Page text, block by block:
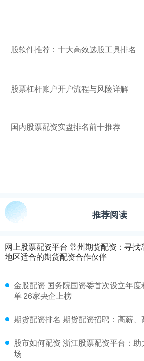
股软件推荐：十大高效选股工具排名
股票杠杆账户开户流程与风险详解
国内股票配资实盘排名前十推荐
推荐阅读
网上股票配资平台 常州期货配资：寻找
地区适合的期货配资合作伙伴
金股配资 国务院国资委首次设立年
单 26家央企上榜
期货配资排名 期货配资招聘：高薪
股市如何配资 浙江股票配资平台：
场